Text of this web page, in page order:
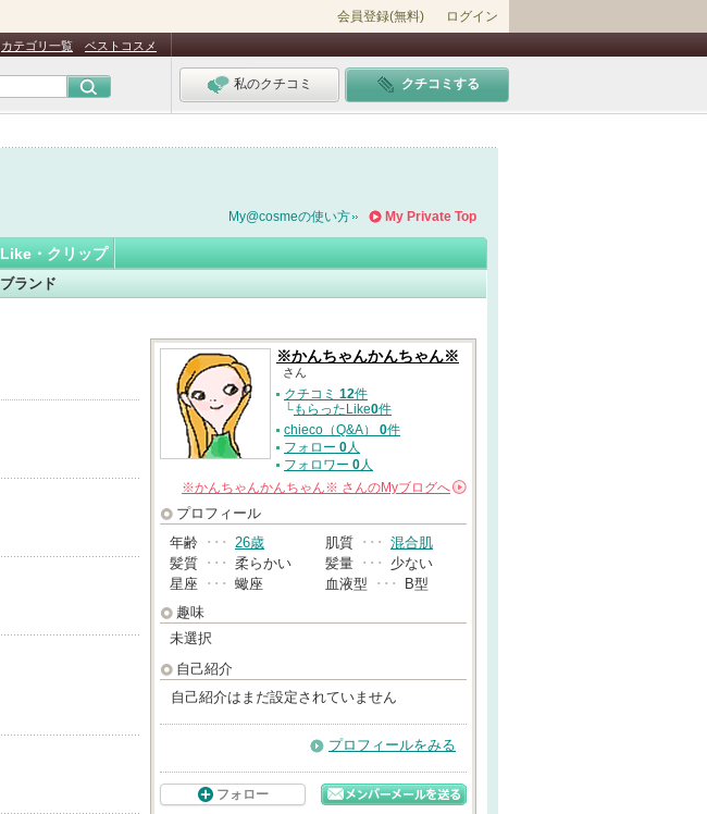
会員登録(無料) ログイン
カテゴリ一覧 ベストコスメ
私のクチコミ クチコミする
My Private Top
My@cosmeの使い方
ブランド
Like・クリップ
※かんちゃんかんちゃん※
さん
クチコミ 12件
└もらったLike0件
chieco（Q&A） 0件
フォロー 0人
フォロワー 0人
※かんちゃんかんちゃん※ さんのMyブログへ
プロフィール
年齢 ･･･ 26歳 肌質 ･･･ 混合肌
髪質 ･･･ 柔らかい 髪量 ･･･
少ない
星座 ･･･ 蠍座 血液型 ･･･
B型
趣味
未選択
自己紹介
自己紹介はまだ設定されていません
プロフィールをみる
フォロー